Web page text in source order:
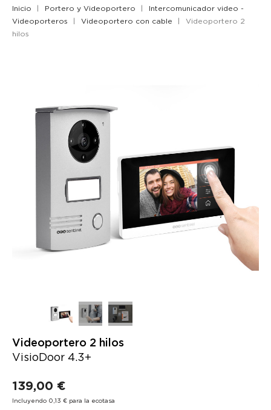
Inicio Portero y Videoportero
Intercomunicador video -
Videoporteros
Videoportero con cable
Videoportero 2
hilos
Videoportero 2 hilos
VisioDoor 4.3+
139,00 €
Incluyendo 0,13 € para la ecotasa